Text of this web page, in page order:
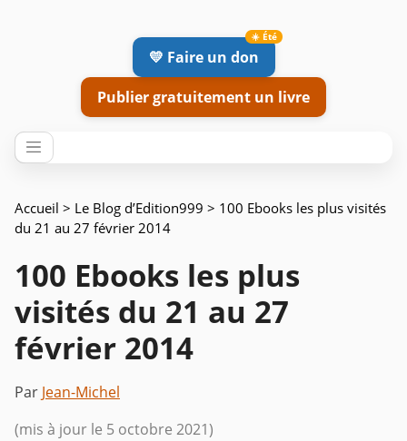
💛 Faire un don
Publier gratuitement un livre
Accueil > Le Blog d’Edition999 > 100 Ebooks les plus visités
du 21 au 27 février 2014
100 Ebooks les plus
visités du 21 au 27
février 2014
Par Jean-Michel
(mis à jour le 5 octobre 2021)